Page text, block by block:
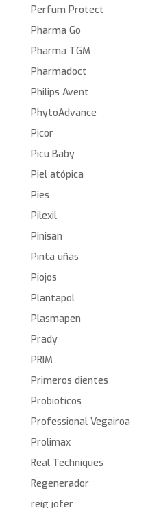
Perfum Protect
Pharma Go
Pharma TGM
Pharmadoct
Philips Avent
PhytoAdvance
Picor
Picu Baby
Piel atópica
Pies
Pilexil
Pinisan
Pinta uñas
Piojos
Plantapol
Plasmapen
Prady
PRIM
Primeros dientes
Probioticos
Professional Vegairoa
Prolimax
Real Techniques
Regenerador
reig jofer